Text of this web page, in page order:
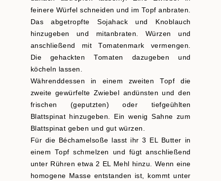
feinere Würfel schneiden und im Topf anbraten.
Das abgetropfte Sojahack und Knoblauch
hinzugeben und mitanbraten. Würzen und
anschließend mit Tomatenmark vermengen.
Die gehackten Tomaten dazugeben und
köcheln lassen.
Währenddessen in einem zweiten Topf die
zweite gewürfelte Zwiebel andünsten und den
frischen (geputzten) oder tiefgeühlten
Blattspinat hinzugeben. Ein wenig Sahne zum
Blattspinat geben und gut würzen.
Für die Béchamelsoße lasst ihr 3 EL Butter in
einem Topf schmelzen und fügt anschließend
unter Rühren etwa 2 EL Mehl hinzu. Wenn eine
homogene Masse entstanden ist, kommt unter